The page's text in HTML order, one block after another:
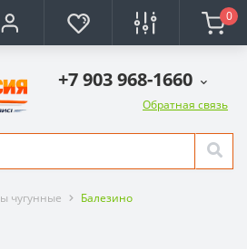
0
+7 903 968-1660
Обратная связь
чугунные Балезино